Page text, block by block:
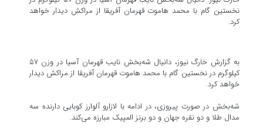
نخستین گام با محمد هاموت قهرمان آفریقا از مراکش دیدار خواهد
کرد‌.
به گزارش خارگ نیوز، دانیال شه‌بخش نایب قهرمان آسیا در وزن ۵۷
کیلوگرم در نخستین گام با محمد هاموت قهرمان آفریقا از مراکش دیدار
خواهد کرد‌.
شه‌بخش در صورت پیروزی، در ادامه با لازارو آلوارز کوبایی دارنده سه
مدال طلا و دو نقره جهان و دو برنز المپیک مبارزه می‌کند‌.